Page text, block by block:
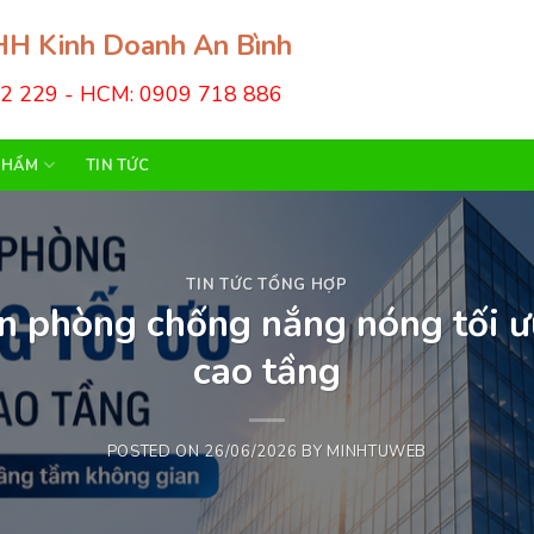
Kinh Doanh An Bình
229 - HCM: 0909 718 886
TIN TỨC
TIN TỨC TỔNG HỢP
phòng chống nắng nóng tối
cao tầng
POSTED ON26/06/2026 BY MINHTUWEB